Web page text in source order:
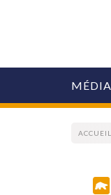
MÉDIA
ACCUEIL